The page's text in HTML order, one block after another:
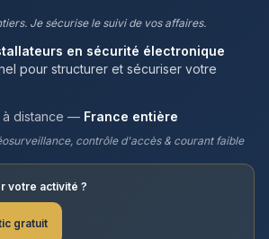
Je sécurise le suivi de vos affaires.
en sécurité électronique
pour structurer et sécuriser votre
à distance — France entière
contrôle d'accès & courant faible
votre activité ?
gratuit